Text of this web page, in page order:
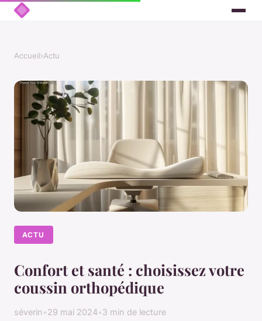
Accueil›Actu
ACTU
Confort et santé : choisissez votre
coussin orthopédique
séverin•29 mai 2024•3 min de lecture